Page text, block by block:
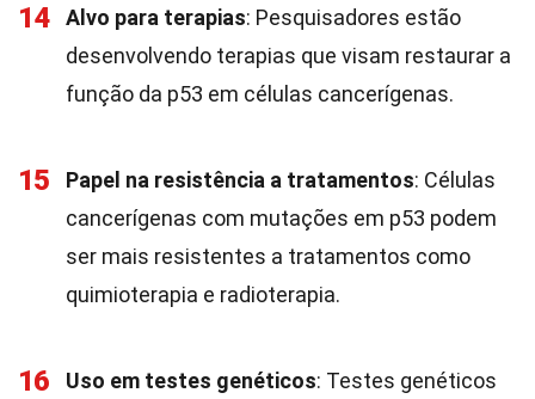
14 Alvo para terapias: Pesquisadores estão
desenvolvendo terapias que visam restaurar a
função da p53 em células cancerígenas.
15 Papel na resistência a tratamentos: Células
cancerígenas com mutações em p53 podem
ser mais resistentes a tratamentos como
quimioterapia e radioterapia.
16 Uso em testes genéticos: Testes genéticos